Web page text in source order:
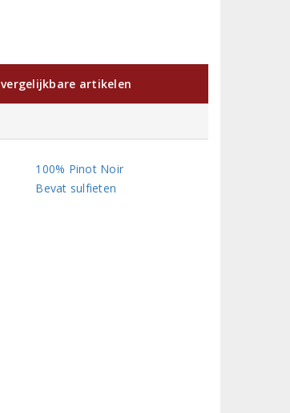
vergelijkbare artikelen
100% Pinot Noir
Bevat sulfieten